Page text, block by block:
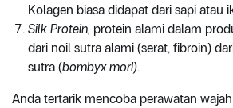
Kolagen biasa didapat dari sapi atau
Silk Protein, protein alami dalam
dari noil sutra alami (serat, fibroin)
sutra (bombyx mori).
Anda tertarik mencoba perawatan